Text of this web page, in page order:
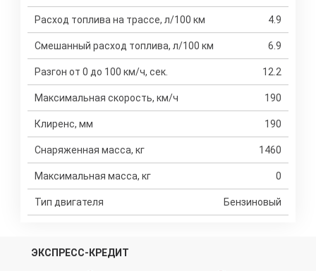
Расход топлива на трассе, л/100 км 4.9
Смешанный расход топлива, л/100 км 6.9
Разгон от 0 до 100 км/ч, сек. 12.2
Максимальная скорость, км/ч 190
Клиренс, мм 190
Снаряженная масса, кг 1460
Максимальная масса, кг 0
Тип двигателя Бензиновый
ЭКСПРЕСС-КРЕДИТ